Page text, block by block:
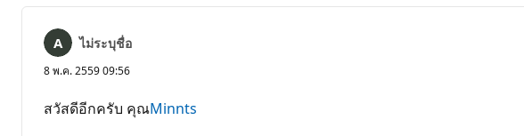
ไม่ระบุชื่อ
8 พ.ค. 2559 09:56
สวัสดีอีกครับ คุณMinnts